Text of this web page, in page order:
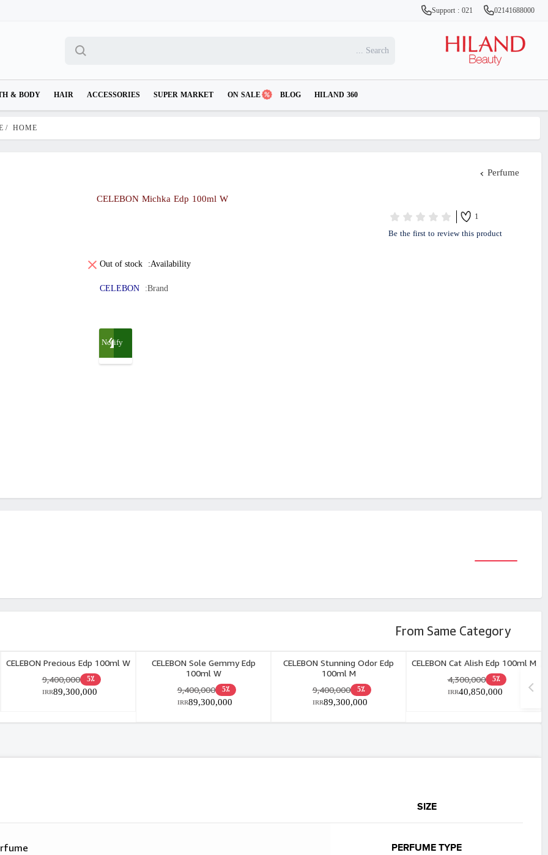
Support : 021 02141688000
& BODY HAIR ACCESSORIES SUPER MARKET ON SALE BLOG HILAND 360
HOME
/
Perfume
CELEBON Michka Edp 100ml W
1
Be the first to review this product
Availability:
Out of stock
Brand:
CELEBON
Notify
From Same Category
CELEBON Precious Edp 100ml W
5٪ 9,400,000
89,300,000
IRR
CELEBON Sole Gemmy Edp
100ml W
5٪ 9,400,000
89,300,000
IRR
CELEBON Stunning Odor Edp
100ml M
5٪ 9,400,000
89,300,000
IRR
CELEBON Cat Alish Edp 100ml M
5٪ 4,300,000
40,850,000
IRR
SIZE
PERFUME TYPE